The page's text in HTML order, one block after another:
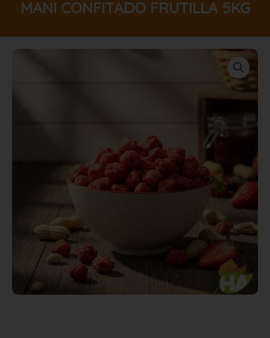
MANI CONFITADO FRUTILLA 5KG